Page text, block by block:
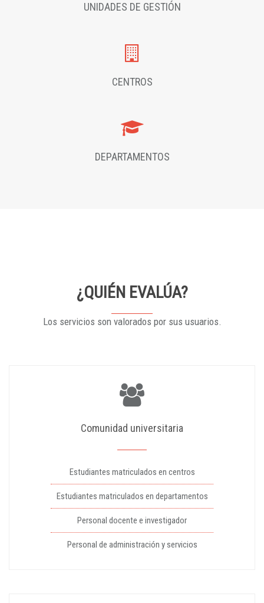
UNIDADES DE GESTIÓN
CENTROS
DEPARTAMENTOS
¿QUIÉN EVALÚA?
Los servicios son valorados por sus usuarios.
Comunidad universitaria
Estudiantes matriculados en centros
Estudiantes matriculados en departamentos
Personal docente e investigador
Personal de administración y servicios